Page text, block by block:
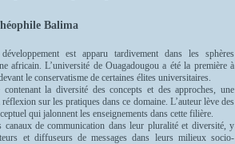
Balima
est apparu tardivement dans les sphères
africain. L’université de Ouagadougou a été la première à
le conservatisme de certaines élites universitaires.
la diversité des concepts et des approches, une
sur les pratiques dans ce domaine. L’auteur lève des
qui jalonnent les enseignements dans cette filière.
de communication dans leur pluralité et diversité, y
et diffuseurs de messages dans leurs milieux socio-